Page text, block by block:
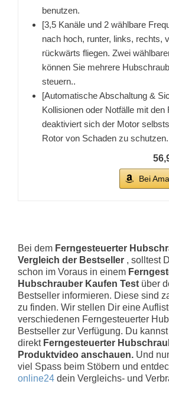
benutzen.
[3,5 Kanäle und 2 wählbare
nach hoch, runter, links, rechts,
rückwärts fliegen. Zwei
können Sie mehrere
steuern..
[Automatische Abschaltung &
Kollisionen oder Notfälle mit den
deaktiviert sich der Motor
Rotor von Schaden zu schutzen.
Bei
Bei dem Ferngesteuerter
Vergleich der Bestseller , solltest
schon im Voraus in einem
Hubschrauber Kaufen Test über
Bestseller informieren. Diese sind
zu finden. Wir stellen Dir eine
verschiedenen Ferngesteuerter
Bestseller zur Verfügung. Du
direkt Ferngesteuerter
Produktvideo anschauen. Und
viel Spass beim Stöbern und
online24 dein Vergleichs- und